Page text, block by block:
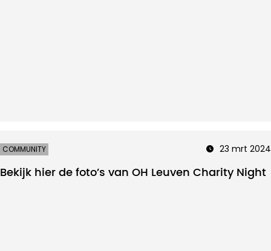
COMMUNITY 23 mrt 2024
Bekijk hier de foto’s van OH Leuven Charity Night